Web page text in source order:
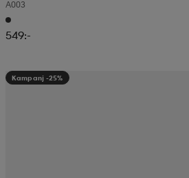
A003
549:-
Kampanj -25%